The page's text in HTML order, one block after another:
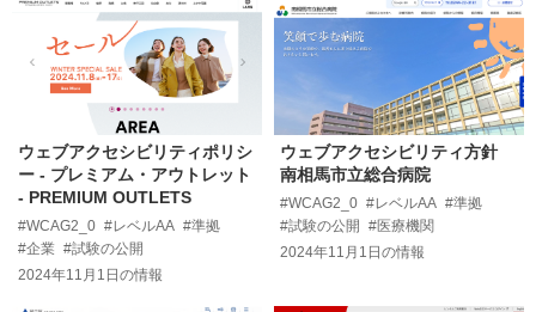
ウェブアクセシビリティポリシ
ー - プレミアム・アウトレット
- PREMIUM OUTLETS
#WCAG2_0 #レベルAA #準拠
#企業 #試験の公開
2024年11月1日 の情報
ウェブアクセシビリティ方針
南相馬市立総合病院
#WCAG2_0 #レベルAA #準拠
#試験の公開
#医療機関
2024年11月1日 の情報